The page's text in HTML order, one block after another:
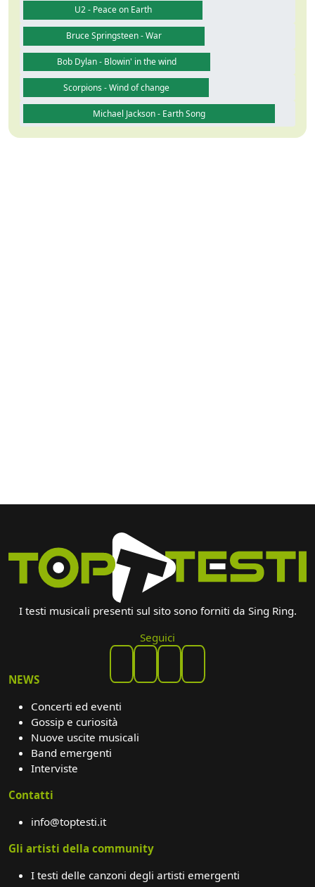
U2 - Peace on Earth
Bruce Springsteen - War
Bob Dylan - Blowin' in the wind
Scorpions - Wind of change
Michael Jackson - Earth Song
I testi musicali presenti sul sito sono forniti da Sing Ring.
Seguici
NEWS
Concerti ed eventi
Gossip e curiosità
Nuove uscite musicali
Band emergenti
Interviste
Contatti
info@toptesti.it
Gli artisti della community
I testi delle canzoni degli artisti emergenti